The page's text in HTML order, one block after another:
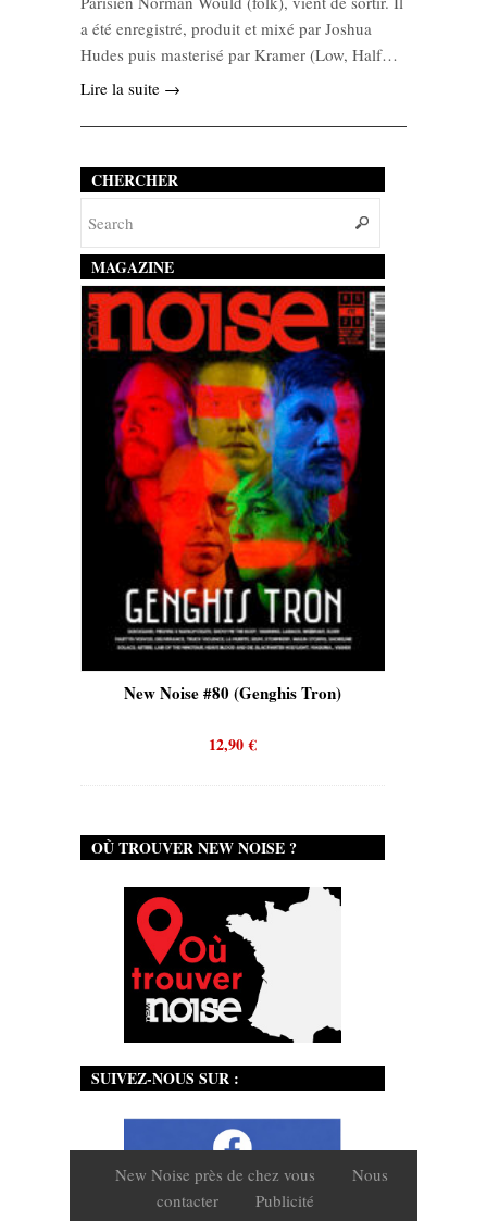
a été enregistré, produit et mixé par Joshua
Hudes puis masterisé par Kramer (Low, Half…
Lire la suite →
CHERCHER
MAGAZINE
New Noise #80 (Genghis Tron)
12,90€
OÙ TROUVER NEW NOISE ?
SUIVEZ-NOUS SUR :
New Noise près de chez vous
Nous
contacter
Publicité